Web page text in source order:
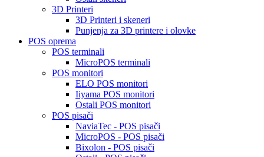
3D Printeri
3D Printeri i skeneri
Punjenja za 3D printere i olovke
POS oprema
POS terminali
MicroPOS terminali
POS monitori
ELO POS monitori
Iiyama POS monitori
Ostali POS monitori
POS pisači
NaviaTec - POS pisači
MicroPOS - POS pisači
Bixolon - POS pisači